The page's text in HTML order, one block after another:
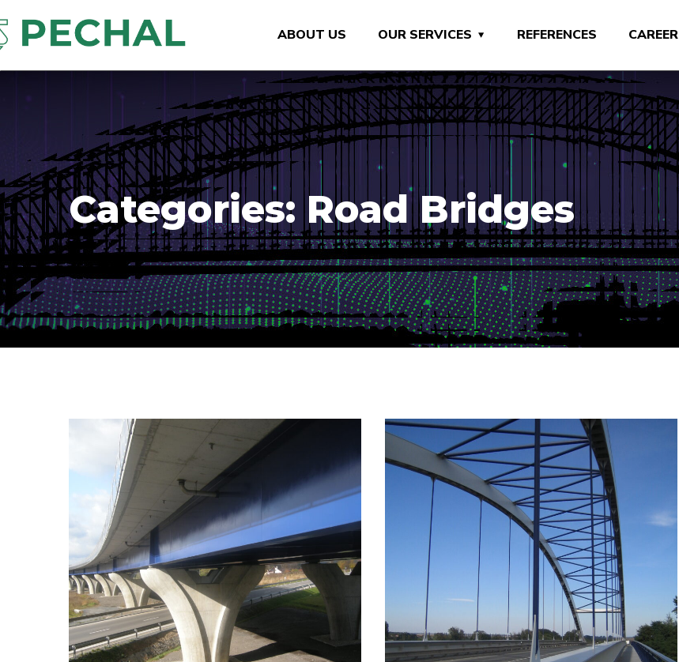
ABOUT US OUR SERVICES REFERENCES CAREER
Categories: Road Bridges
Silnice I/48 a I/47
Bělotín – MÚK
II/272 Litol – most přes
Labe